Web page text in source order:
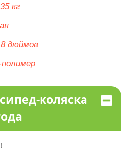
35 кг
8 дюймов
полимер
коляска